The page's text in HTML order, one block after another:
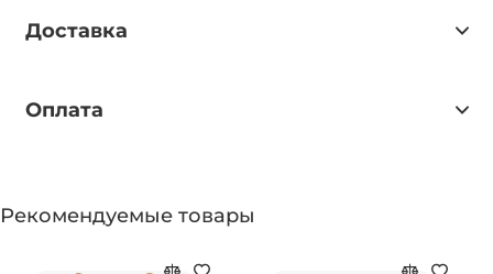
Доставка
Оплата
Рекомендуемые товары